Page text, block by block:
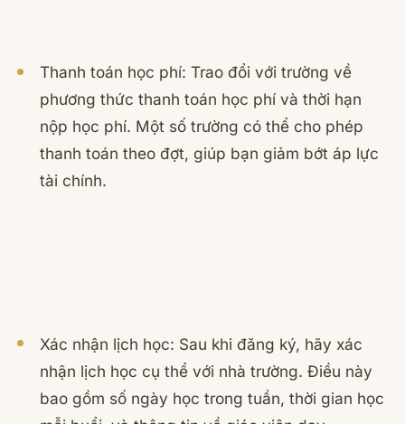
Thanh toán học phí: Trao đổi với trường về
phương thức thanh toán học phí và thời hạn
nộp học phí. Một số trường có thể cho phép
thanh toán theo đợt, giúp bạn giảm bớt áp lực
tài chính.
Xác nhận lịch học: Sau khi đăng ký, hãy xác
nhận lịch học cụ thể với nhà trường. Điều này
bao gồm số ngày học trong tuần, thời gian học